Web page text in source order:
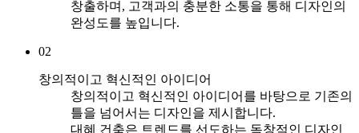
창출하며, 고객과의 충분한 소통을 통해 디자인의
완성도를 높입니다.
02
창의적이고 혁신적인 아이디어
창의적이고 혁신적인 아이디어를 바탕으로 기존의
틀을 넘어서는 디자인을 제시합니다.
대혜 건축은 트렌드를 선도하는 독창적인 디자인